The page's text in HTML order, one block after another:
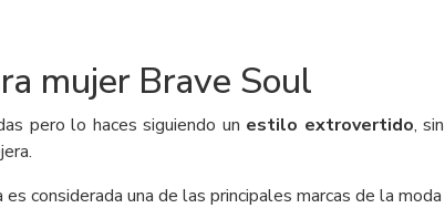
mujer Brave Soul
pero lo haces siguiendo un estilo extrovertido,
considerada una de las principales marcas de la moda